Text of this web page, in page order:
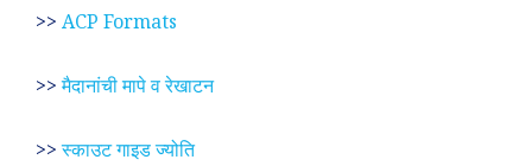
>> ACP Formats
>>मैदानांची मापे व रेखाटन
>>स्काउट गाइड ज्योति